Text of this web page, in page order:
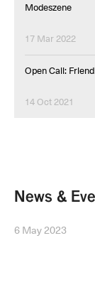
Modeszene
17 Mar 2022
Open Call:
14 Oct 2021
News &
6 May 2023